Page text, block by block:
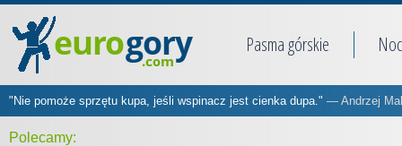
Pasma górskie
"Nie pomoże sprzętu kupa, jeśli wspinacz jest cienka dupa." — Andrzej
Polecamy: